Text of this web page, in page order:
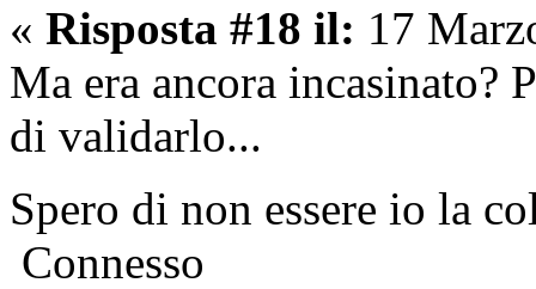
« Risposta #18 il: 17
Ma era ancora incasinato?
di validarlo...
Spero di non essere io la
Connesso